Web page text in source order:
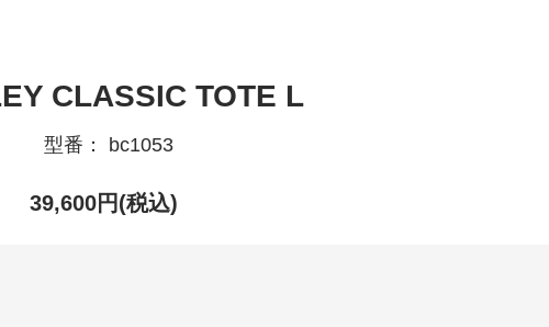
CLASSIC TOTE L
型番： bc1053
39,600円(税込)